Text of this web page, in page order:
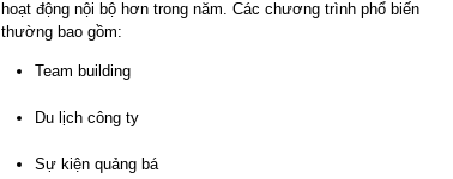
hoạt động nội bộ hơn trong năm. Các chương trình phổ biến
thường bao gồm:
Team building
Du lịch công ty
Sự kiện quảng bá